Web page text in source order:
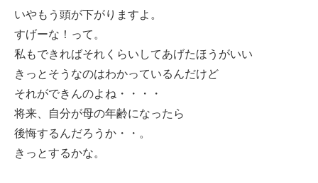
いやもう頭が下がりますよ。
すげーな！って。
私もできればそれくらいしてあげたほうがいい
きっとそうなのはわかっているんだけど
それができんのよね・・・・
将来、自分が母の年齢になったら
後悔するんだろうか・・。
きっとするかな。